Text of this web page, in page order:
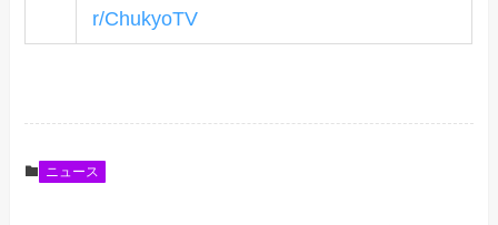
r/ChukyoTV
ニュース